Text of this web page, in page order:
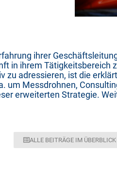
ihrer
in ihrem Tätigkeitsbereich
zu adressieren, ist die
um Messdrohnen,
erweiterten Strategie.
ALLE BEITRÄGE IM ÜBERBLICK